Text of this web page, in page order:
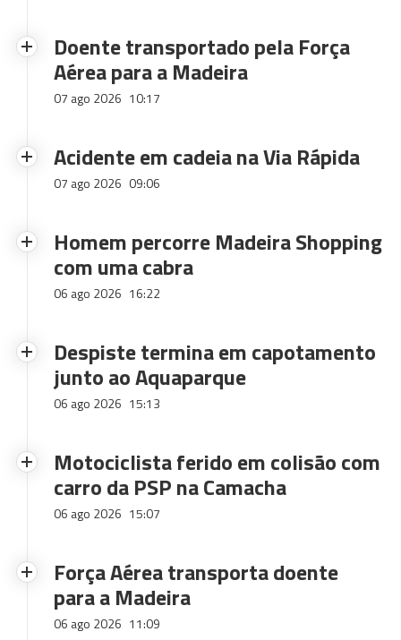
Doente transportado pela Força
Aérea para a Madeira
07 ago 2026 10:17
Acidente em cadeia na Via Rápida
07 ago 2026 09:06
Homem percorre Madeira Shopping
com uma cabra
06 ago 2026 16:22
Despiste termina em capotamento
junto ao Aquaparque
06 ago 2026 15:13
Motociclista ferido em colisão com
carro da PSP na Camacha
06 ago 2026 15:07
Força Aérea transporta doente
para a Madeira
06 ago 2026 11:09